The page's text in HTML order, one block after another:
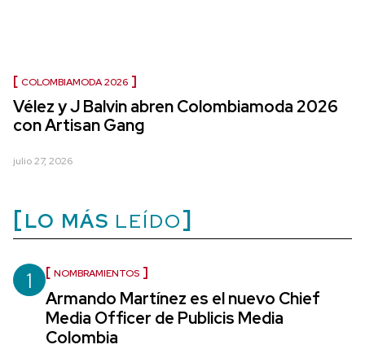
COLOMBIAMODA 2026
Vélez y J Balvin abren Colombiamoda 2026
con Artisan Gang
julio 27, 2026
LO MÁS LEÍDO
1 NOMBRAMIENTOS
Armando Martínez es el nuevo Chief
Media Officer de Publicis Media
Colombia